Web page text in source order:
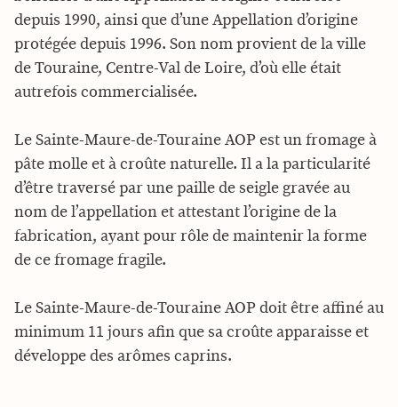
depuis 1990, ainsi que d’une Appellation d’origine
protégée depuis 1996. Son nom provient de la ville
de Touraine, Centre-Val de Loire, d’où elle était
autrefois commercialisée.
Le Sainte-Maure-de-Touraine AOP est un fromage à
pâte molle et à croûte naturelle. Il a la particularité
d’être traversé par une paille de seigle gravée au
nom de l’appellation et attestant l’origine de la
fabrication, ayant pour rôle de maintenir la forme
de ce fromage fragile.
Le Sainte-Maure-de-Touraine AOP doit être affiné au
minimum 11 jours afin que sa croûte apparaisse et
développe des arômes caprins.